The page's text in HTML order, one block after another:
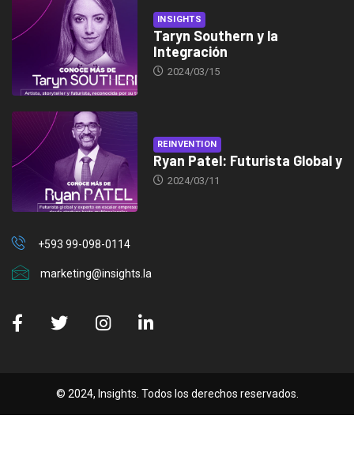
INSIGHTS
Taryn Southern y la
Integración
2024/03/15
REINVENTION
Ryan Patel: Futurista Global y
2024/03/11
+593 99-098-0114
marketing@insights.la
© 2024, Insights. Todos los derechos reservados.